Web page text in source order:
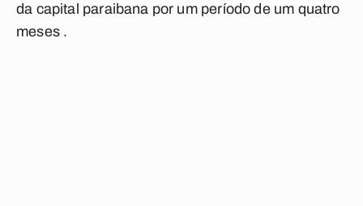
da capital paraibana por um período de um quatro
meses .